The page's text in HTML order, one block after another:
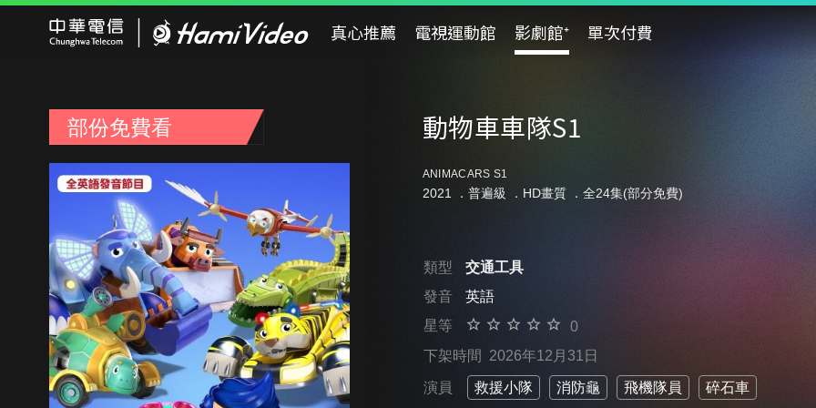
真心推薦 電視運動館 影劇館⁺ 單次付費
部份免費看 動物車車隊S1
ANIMACARS S1
2021 ． 普遍級 ．HD畫質 ．全24集(部分免費)
類型
交通工具
發音
英語
星等
0
下架時間 2026年12月31日
演員 救援小隊 消防龜 飛機隊員 碎石車